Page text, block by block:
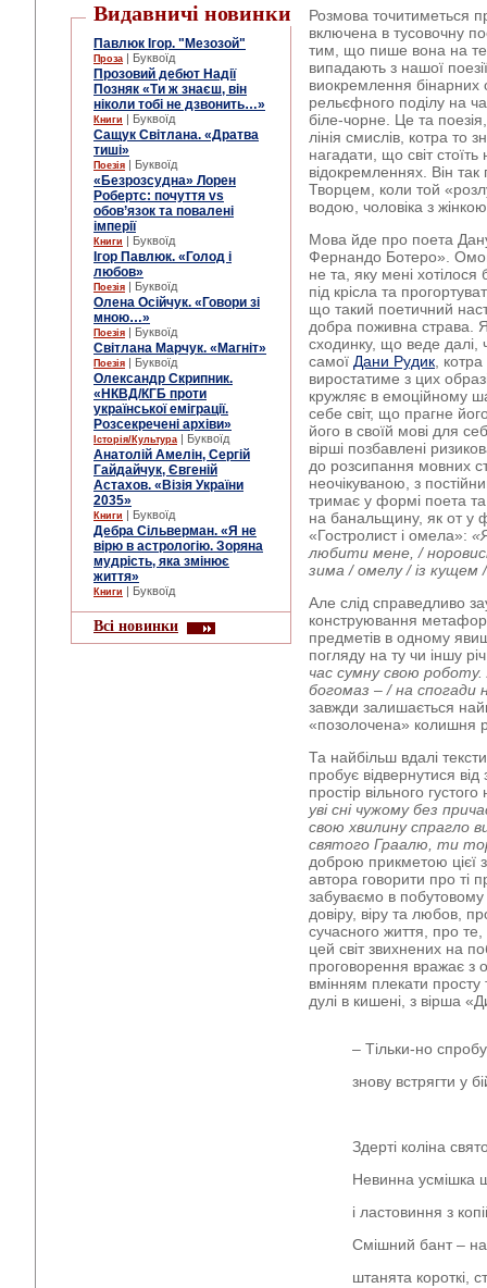
Видавничі новинки
Павлюк Ігор. "Мезозой"
Проза | Буквоїд
Прозовий дебют Надії
Позняк «Ти ж знаєш, він
ніколи тобі не дзвонить…»
Книги | Буквоїд
Сащук Світлана. «Дратва
тиші»
Поезія | Буквоїд
«Безрозсудна» Лорен
Робертс: почуття vs
обов’язок та повалені
імперії
Книги | Буквоїд
Ігор Павлюк. «Голод і
любов»
Поезія | Буквоїд
Олена Осійчук. «Говори зі
мною…»
Поезія | Буквоїд
Світлана Марчук. «Магніт»
Поезія | Буквоїд
Олександр Скрипник.
«НКВД/КГБ проти
української еміграції.
Розсекречені архіви»
Історія/Культура | Буквоїд
Анатолій Амелін, Сергій
Гайдайчук, Євгеній
Астахов. «Візія України
2035»
Книги | Буквоїд
Дебра Сільверман. «Я не
вірю в астрологію. Зоряна
мудрість, яка змінює
життя»
Книги | Буквоїд
Всі новинки
Розмова точитиметься
включена в тусовочну
тим, що пише вона на
випадають з нашої
виокремлення бінарних
рельєфного поділу на
біле-чорне. Це та
лінія смислів, котра то
нагадати, що світ
відокремленнях. Він
Творцем, коли той
водою, чоловіка з
Мова йде про поета
Фернандо Ботеро».
не та, яку мені
під крісла та
що такий поетичний
добра поживна страва.
сходинку, що веде далі,
самої Дани Рудик ,
виростатиме з цих
кружляє в емоційному
себе світ, що прагне
його в своїй мові для
вірші позбавлені
до розсипання мовних
неочікуваною, з
тримає у формі поета та
на банальщину, як от у
«Гостролист і омела»:
любити мене, /
зима / омелу / із кущем
Але слід справедливо
конструювання
предметів в одному
погляду на ту чи іншу
час сумну свою роботу.
богомаз – / на спогади
завжди залишається
«позолочена» колишня
Та найбільш вдалі
пробує відвернутися
простір вільного
уві сні чужому без
свою хвилину спрагло
святого Граалю, ти
доброю прикметою цієї
автора говорити про ті
забуваємо в
довіру, віру та любов,
сучасного життя, про
цей світ звихнених на
проговорення вражає з
вмінням плекати
дулі в кишені, з вірша
– Тільки-но
знову встрягти у
Здерті коліна
Невинна усмішка
і ластовиння з
Смішний бант – на
штанята короткі,